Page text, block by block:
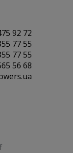
92 72
77 55
77 55
56 68